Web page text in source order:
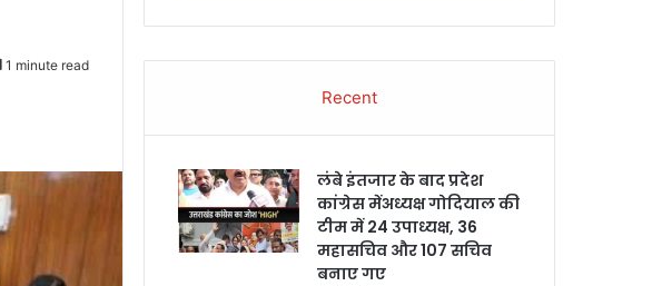
1 minute read
Recent
लंबे इंतजार के बाद प्रदेश
कांग्रेस मेंअध्यक्ष गोदियाल की
टीम में 24 उपाध्यक्ष, 36
महासचिव और 107 सचिव
बनाए गए